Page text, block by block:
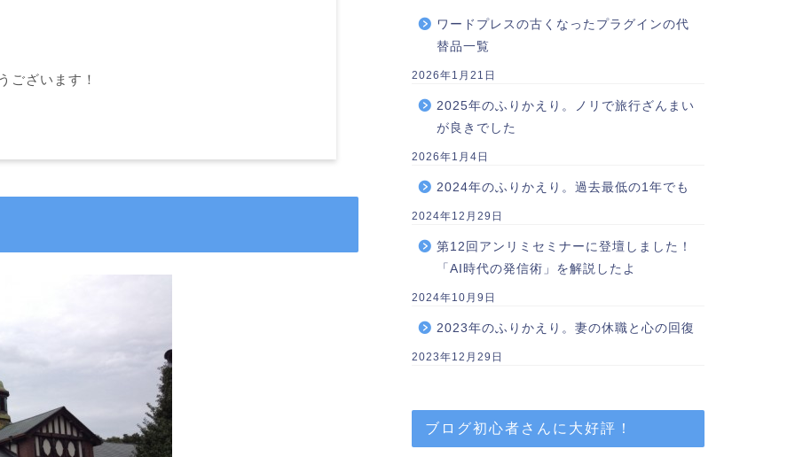
ございます！
ワードプレスの古くなったプラグインの代
替品一覧
2026年1月21日
2025年のふりかえり。ノリで旅行ざんまい
が良きでした
2026年1月4日
2024年のふりかえり。過去最低の1年でも
2024年12月29日
第12回アンリミセミナーに登壇しました！
「AI時代の発信術」を解説したよ
2024年10月9日
2023年のふりかえり。妻の休職と心の回復
2023年12月29日
ブログ初心者さんに大好評！